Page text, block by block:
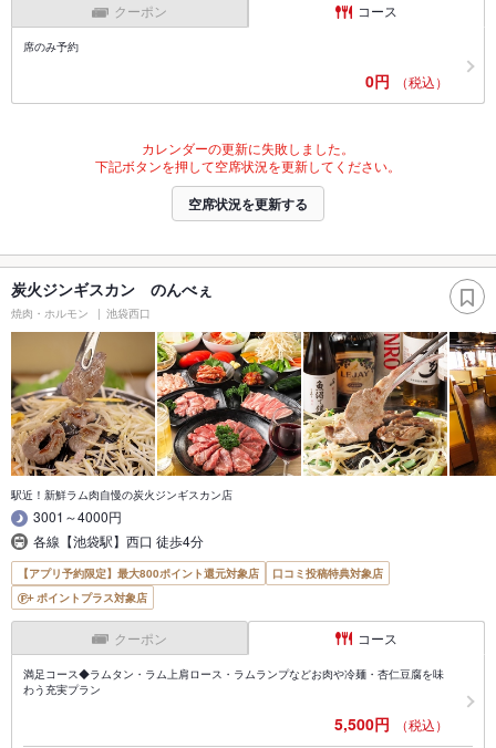
クーポン コース
席のみ予約
0円 （税込）
カレンダーの更新に失敗しました。
下記ボタンを押して空席状況を更新してください。
空席状況を更新する
炭火ジンギスカン のんべぇ
焼肉・ホルモン 池袋西口
駅近！新鮮ラム肉自慢の炭火ジンギスカン店
3001～4000円
各線【池袋駅】西口 徒歩4分
【アプリ予約限定】最大800ポイント還元対象店
口コミ投稿特典対象店
ポイントプラス対象店
クーポン コース
満足コース◆ラムタン・ラム上肩ロース・ラムランプなどお肉や冷麺・杏仁豆腐を味
わう充実プラン
5,500円 （税込）